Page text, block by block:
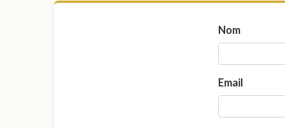
Nom
Email